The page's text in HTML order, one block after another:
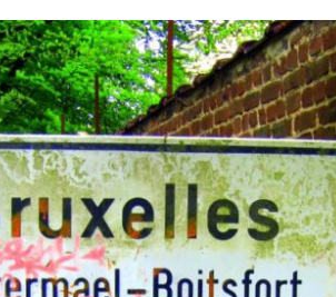
il pleut
endroits de
Acheter en ligne à Bruxelles
Acheter local à Bruxelles
Bruxelles BIO!
💰 Activités gratuites à
Bruxelles
🏛️ Monuments et
touristiques
Découvrez les
meilleurs monuments et
touristiques à visiter et voir à
Bruxelles
🌳 Nature, Parcs et Jardin à
Bruxelles
🎨 Musées et
Galleries
Découvez les